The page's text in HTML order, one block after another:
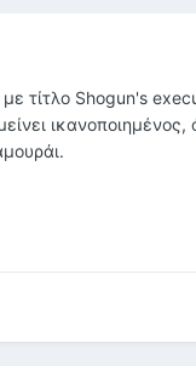
τίτλο Shogun's